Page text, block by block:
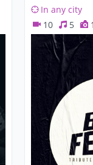
In any city
10
5